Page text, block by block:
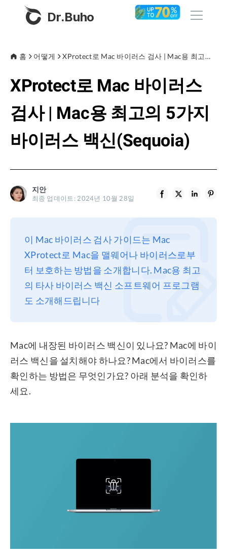
Dr.Buho
제품
BuhoCleaner
BuhoUnlocker
BuhoRepair
BuhoLaunchpad
스토어
블로그
프라이버시
환불
홈 어떻게 XProtect로 Mac 바이러스 검사 | Mac용 최고의 5가지 바이러스 백신(Sequoia)
XProtect로 Mac 바이러스
검사 | Mac용 최고의 5가지
바이러스 백신(Sequoia)
지안
최종 업데이트: 2024년 10월 28일
이 Mac 바이러스 검사 가이드는 Mac
XProtect로 Mac을 맬웨어나 바이러스로부
터 보호하는 방법을 소개합니다. Mac용 최고
의 타사 바이러스 백신 소프트웨어 프로그램
도 소개해드립니다
Mac에 내장된 바이러스 백신이 있나요? Mac에 바이
러스 백신을 설치해야 하나요? Mac에서 바이러스를
확인하는 방법은 무엇인가요? 아래 분석을 확인하
세요.